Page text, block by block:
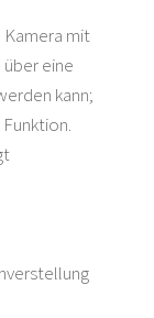
mit
eine
kann;